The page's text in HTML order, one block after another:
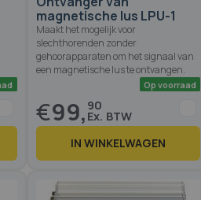
Op voorraad
magnetische lus LPU-1
Maakt het mogelijk voor
slechthorenden zonder
gehoorapparaten om het signaal van
een magnetische lus te ontvangen.
€99, 90
IN WINKELWAGEN